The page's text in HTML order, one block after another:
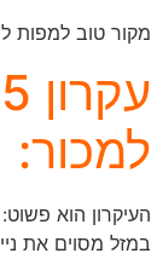
מקור טוב למפות
למכור:
העיקרון הוא
במזל מסוים את